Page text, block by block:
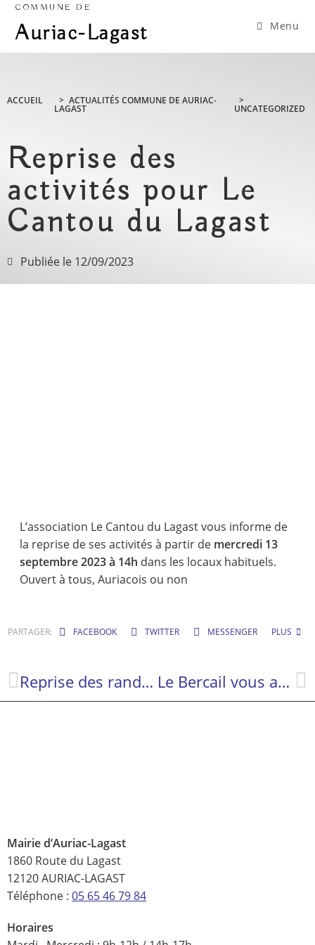
COMMUNE DE
Auriac-Lagast Menu
ACCUEIL > ACTUALITÉS COMMUNE DE AURIAC-
LAGAST
>
UNCATEGORIZED
Reprise des
activités pour Le
Cantou du Lagast
Publiée le 12/09/2023
L’association Le Cantou du Lagast vous informe de
la reprise de ses activités à partir de mercredi 13
septembre 2023 à 14h dans les locaux habituels.
Ouvert à tous, Auriacois ou non
PARTAGER: FACEBOOK TWITTER MESSENGER PLUS
Reprise des randonnées pour les Marcheurs Auriacois Le Bercail vous accueille à Auriac pour vous aider dans vos démarches quotidiennes
Mairie d’Auriac-Lagast
1860 Route du Lagast
12120 AURIAC-LAGAST
Téléphone : 05 65 46 79 84
Horaires